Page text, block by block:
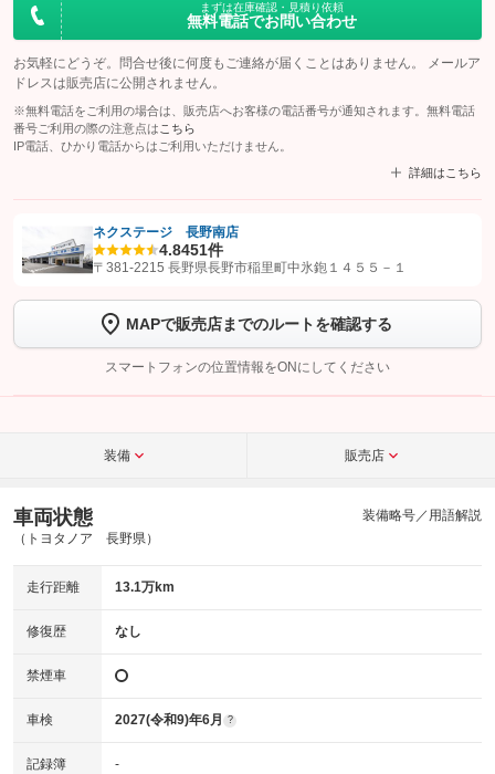
まずは在庫確認・見積り依頼
無料電話でお問い合わせ
お気軽にどうぞ。問合せ後に何度もご連絡が届くことはありません。 メールア
ドレスは販売店に公開されません。
※無料電話をご利用の場合は、販売店へお客様の電話番号が通知されます。無料電話
番号ご利用の際の注意点は こちら
IP電話、ひかり電話からはご利用いただけません。
詳細はこちら
【STEP1】認証画面でグーネットを友だち追加してから「許可する」ボタンを押
トーク画面で
ボタンをタップして問い合わせを
完了してください。
こちら
ネクステージ 長野南店
4.8451件
〒381-2215 長野県長野市稲里町中氷鉋１４５５－１
MAPで販売店までのルートを確認する
スマートフォンの位置情報をONにしてください
装備 販売店
車両状態
（トヨタノア 長野県）
装備略号／用語解説
走行距離 13.1万km
修復歴 なし
禁煙車
車検 2027(令和9)年6月 ?
記録簿 -